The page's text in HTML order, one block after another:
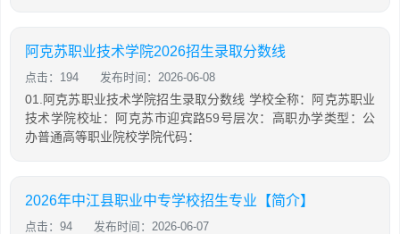
阿克苏职业技术学院2026招生录取分数线
点击：194 发布时间：2026-06-08
01.阿克苏职业技术学院招生录取分数线 学校全称：阿克苏职业
技术学院校址：阿克苏市迎宾路59号层次：高职办学类型：公
办普通高等职业院校学院代码：
2026年中江县职业中专学校招生专业【简介】
点击：94 发布时间：2026-06-07